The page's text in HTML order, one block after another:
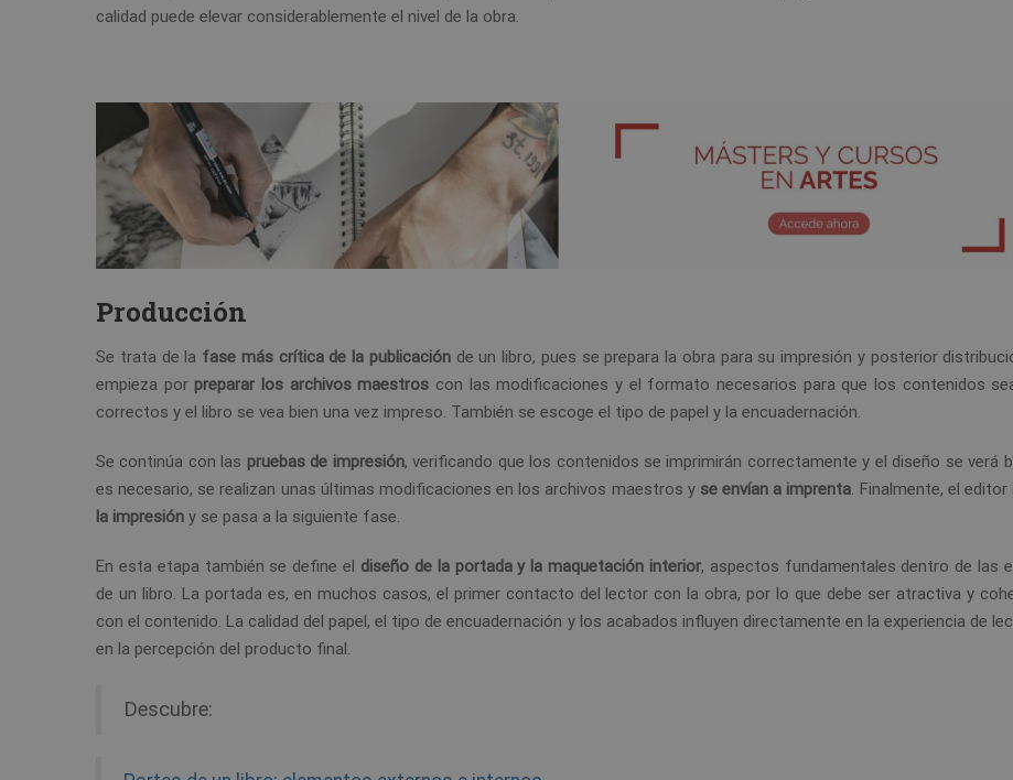
calidad puede elevar considerablemente el nivel de la obra.
Producción
Se trata de la fase más crítica de la publicaciónde un libro, pues se prepara la obra para su impresión y posterior
empieza por preparar los archivos maestros con las modificaciones y el formato necesarios para que los contenidos
correctos y el libro se vea bien una vez impreso. También se escoge el tipo de papel y la encuadernación.
Se continúa con las pruebas de impresión, verificando que los contenidos se imprimirán correctamente y el diseño se verá
es necesario, se realizan unas últimas modificaciones en los archivos maestros y se envían a imprenta. Finalmente, el editor
la impresión y se pasa a la siguiente fase.
En esta etapa también se define el diseño de la portada y la maquetación interior, aspectos fundamentales dentro de las
de un libro. La portada es, en muchos casos, el primer contacto del lector con la obra, por lo que debe ser atractiva y
con el contenido. La calidad del papel, el tipo de encuadernación y los acabados influyen directamente en la experiencia de
en la percepción del producto final.
Descubre: